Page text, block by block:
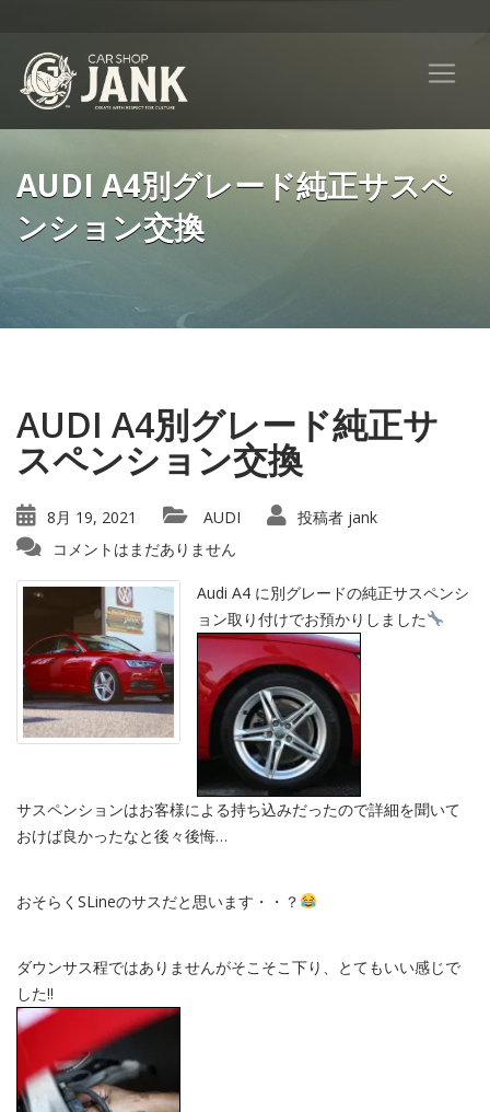
AUDI A4別グレード純正サスペ
ンション交換
AUDI A4別グレード純正サ
スペンション交換
8月 19, 2021 AUDI 投稿者 jank
コメントはまだありません
Audi A4 に別グレードの純正サスペンシ
ョン取り付けでお預かりしました
サスペンションはお客様による持ち込みだったので詳細を聞いて
おけば良かったなと後々後悔…
おそらくSLineのサスだと思います・・？
ダウンサス程ではありませんがそこそこ下り、とてもいい感じで
した‼︎